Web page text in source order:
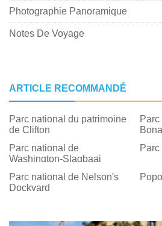
Photographie Panoramique
Notes De Voyage
ARTICLE RECOMMANDÉ
Parc national du patrimoine
de Clifton
Parc national de
Washington-Slagbaai
Parc national de Nelson's
Dockyard